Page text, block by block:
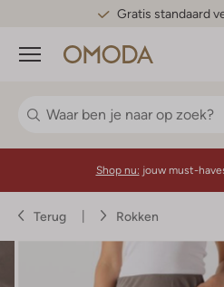
Gratis standaard
Menu
Shop nu: jouw must-
Terug Rokken